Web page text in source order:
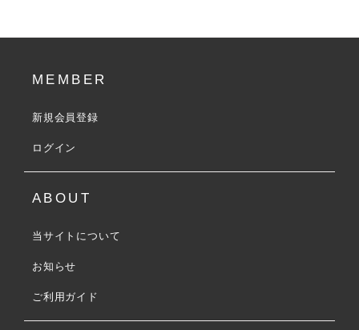
MEMBER
新規会員登録
ログイン
ABOUT
当サイトについて
お知らせ
ご利用ガイド